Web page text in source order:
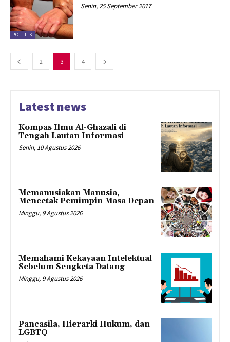
POLITIK
Senin, 25 September 2017
2 3 4
Latest news
Kompas Ilmu Al-Ghazali di
Tengah Lautan Informasi
Senin, 10 Agustus 2026
Memanusiakan Manusia,
Mencetak Pemimpin Masa Depan
Minggu, 9 Agustus 2026
Memahami Kekayaan Intelektual
Sebelum Sengketa Datang
Minggu, 9 Agustus 2026
Pancasila, Hierarki Hukum, dan
LGBTQ